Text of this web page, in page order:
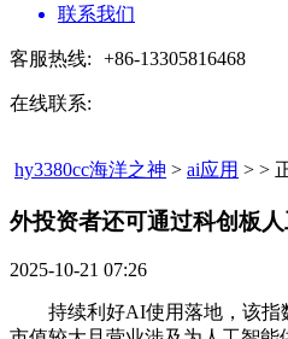
联系我们
客服热线: +86-13305816468
在线联系:
hy3380cc海洋之神 > ai应用 > >
外投资者还可通过科创板
2025-10-21 07:26
持续利好AI使用落地，该指